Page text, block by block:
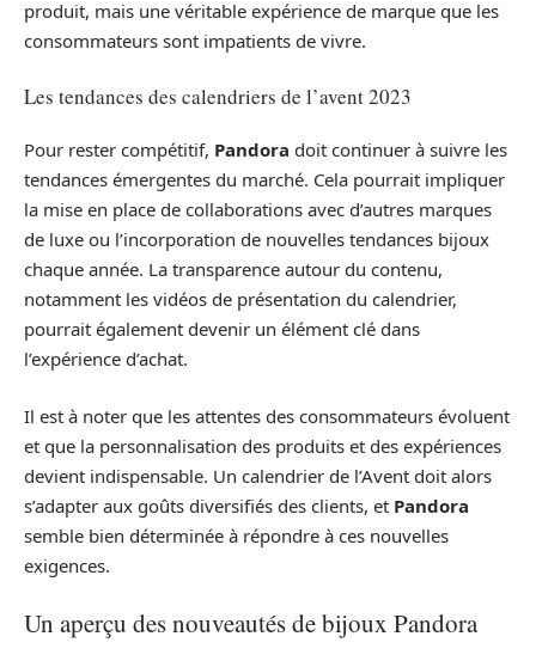
produit, mais une véritable expérience de marque que les
consommateurs sont impatients de vivre.
Les tendances des calendriers de l’avent 2023
Pour rester compétitif, Pandora doit continuer à suivre les
tendances émergentes du marché. Cela pourrait impliquer
la mise en place de collaborations avec d’autres marques
de luxe ou l’incorporation de nouvelles tendances bijoux
chaque année. La transparence autour du contenu,
notamment les vidéos de présentation du calendrier,
pourrait également devenir un élément clé dans
l’expérience d’achat.
Il est à noter que les attentes des consommateurs évoluent
et que la personnalisation des produits et des expériences
devient indispensable. Un calendrier de l’Avent doit alors
s’adapter aux goûts diversifiés des clients, et Pandora
semble bien déterminée à répondre à ces nouvelles
exigences.
Un aperçu des nouveautés de bijoux Pandora